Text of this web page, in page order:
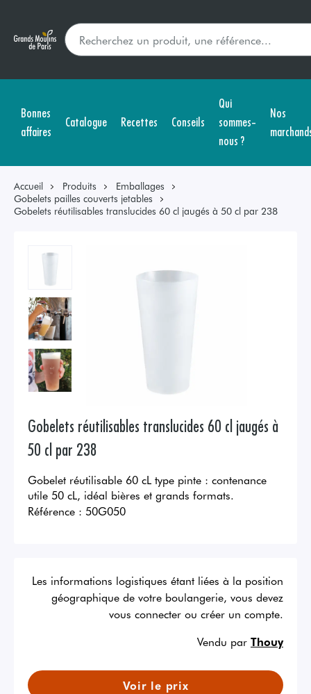
Bonnes
affaires
Catalogue Recettes Conseils
Qui
sommes-
nous ?
Nos
Accueil Produits
Emballages
Gobelets pailles couverts jetables
Gobelets réutilisables translucides 60 cl jaugés à 50 cl par 238
Gobelets réutilisables translucides 60 cl jaugés à
50 cl par 238
Gobelet réutilisable 60 cL type pinte : contenance
utile 50 cL, idéal bières et grands formats.
Référence : 50G050
Les informations logistiques étant liées à la position
géographique de votre boulangerie, vous devez
vous connecter ou créer un compte.
Vendu par Thouy
Voir le prix